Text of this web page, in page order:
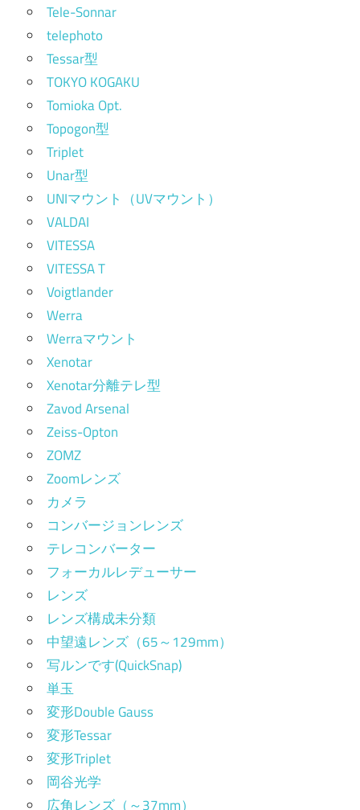
Tele-Sonnar
telephoto
Tessar型
TOKYO KOGAKU
Tomioka Opt.
Topogon型
Triplet
Unar型
UNIマウント（UVマウント）
VALDAI
VITESSA
VITESSA T
Voigtlander
Werra
Werraマウント
Xenotar
Xenotar分離テレ型
Zavod Arsenal
Zeiss-Opton
ZOMZ
Zoomレンズ
カメラ
コンバージョンレンズ
テレコンバーター
フォーカルレデューサー
レンズ
レンズ構成未分類
中望遠レンズ（65～129mm）
写ルンです(QuickSnap)
単玉
変形Double Gauss
変形Tessar
変形Triplet
岡谷光学
広角レンズ（～37mm）